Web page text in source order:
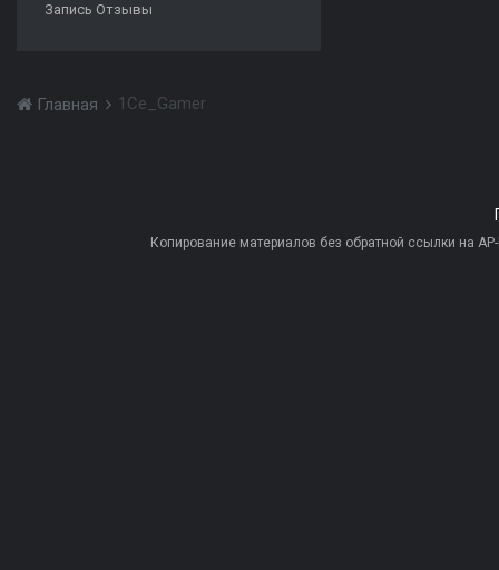
Запись Отзывы
Главная 1Ce_Gamer
Копирование материалов без обратной ссылки на